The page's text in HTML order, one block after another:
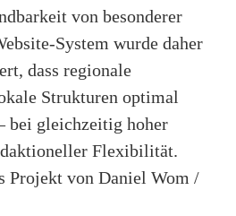
von besonderer
System wurde daher
dass regionale
Strukturen optimal
bei gleichzeitig hoher
Flexibilität.
Projekt von Daniel Wom /